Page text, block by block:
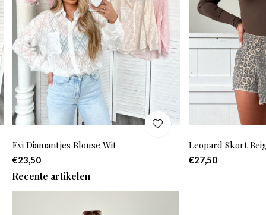
Evi Diamantjes Blouse Wit
€23,50
Leopard Skort
€27,50
Recente artikelen